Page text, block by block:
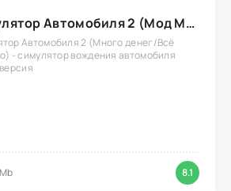
Симулятор Автомобиля 2 (Мод Много денег/Всё открыто)
Автомобиля 2 (Много денег/Всё
- симулятор вождения автомобиля
8.1